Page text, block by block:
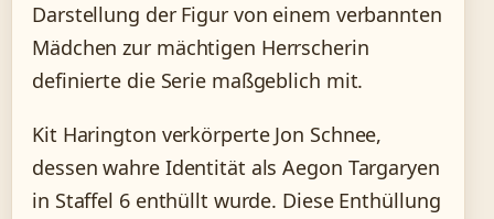
Darstellung der Figur von einem verbannten
Mädchen zur mächtigen Herrscherin
definierte die Serie maßgeblich mit.
Kit Harington verkörperte Jon Schnee,
dessen wahre Identität als Aegon Targaryen
in Staffel 6 enthüllt wurde. Diese Enthüllung